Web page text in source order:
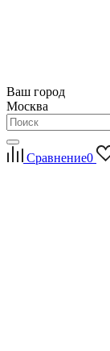
Ваш город
Москва
Сравнение0